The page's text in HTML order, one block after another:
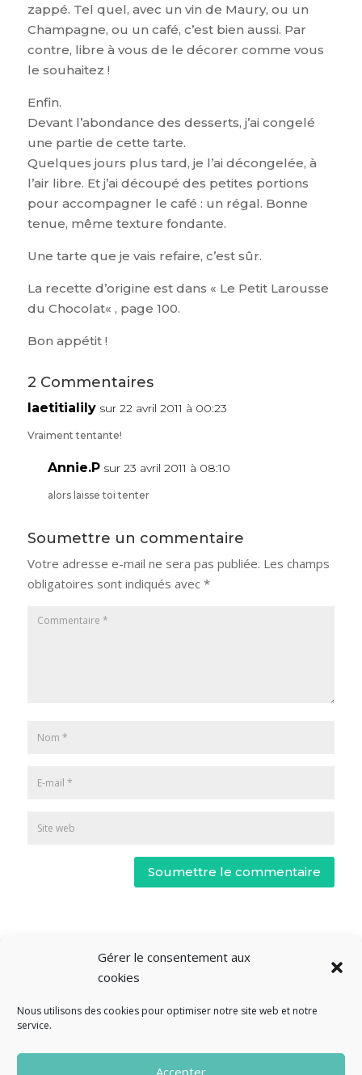
Gérer le consentement aux
cookies
Nous utilisons des cookies pour optimiser notre site web et notre
service.
Accepter
zappé. Tel quel, avec un vin de Maury, ou un
Champagne, ou un café, c’est bien aussi. Par
contre, libre à vous de le décorer comme vous
le souhaitez !
Enfin.
Devant l’abondance des desserts, j’ai congelé
une partie de cette tarte.
Quelques jours plus tard, je l’ai décongelée, à
l’air libre. Et j’ai découpé des petites portions
pour accompagner le café : un régal. Bonne
tenue, même texture fondante.
Une tarte que je vais refaire, c’est sûr.
La recette d’origine est dans « Le Petit Larousse
du Chocolat« , page 100.
Bon appétit !
2 Commentaires
laetitialily sur 22 avril 2011 à 00:23
Vraiment tentante!
Annie.P sur 23 avril 2011 à 08:10
alors laisse toi tenter
Soumettre un commentaire
Votre adresse e-mail ne sera pas publiée. Les champs
obligatoires sont indiqués avec *
Soumettre le commentaire